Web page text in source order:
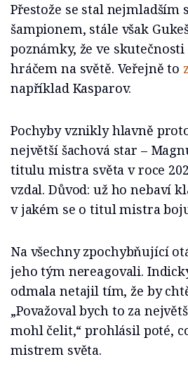
Přestože se stal nejmladším
šampionem, stále však
poznámky, že ve
hráčem na světě. Veřejně to
například Kasparov.
Pochyby vznikly hlavně
největší šachová star –
titulu mistra světa v roce
vzdal. Důvod: už ho nebaví
v jakém se o titul mistra
Na všechny zpochybňující
jeho tým nereagovali.
odmala netajil tím, že by
„Považoval bych to za
mohl čelit,“ prohlásil poté,
mistrem světa.